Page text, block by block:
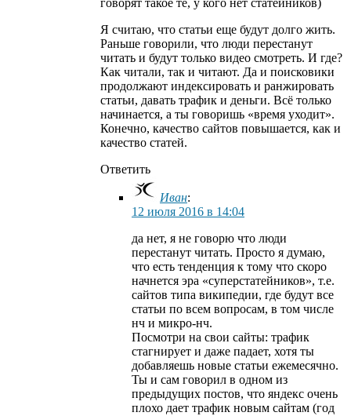
говорят такое те, у кого нет статейников)
Я считаю, что статьи еще будут долго жить.
Раньше говорили, что люди перестанут
читать и будут только видео смотреть. И где?
Как читали, так и читают. Да и поисковики
продолжают индексировать и ранжировать
статьи, давать трафик и деньги. Всё только
начинается, а ты говоришь «время уходит».
Конечно, качество сайтов повышается, как и
качество статей.
Ответить
Иван:
12 июля 2016 в 14:04
да нет, я не говорю что люди
перестанут читать. Просто я думаю,
что есть тенденция к тому что скоро
начнется эра «суперстатейников», т.е.
сайтов типа википедии, где будут все
статьи по всем вопросам, в том числе
нч и микро-нч.
Посмотри на свои сайты: трафик
стагнирует и даже падает, хотя ты
добавляешь новые статьи ежемесячно.
Ты и сам говорил в одном из
предыдущих постов, что яндекс очень
плохо дает трафик новым сайтам (год